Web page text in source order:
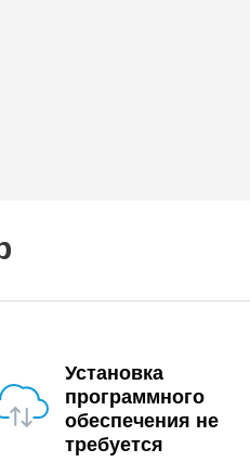
Установка
программного
обеспечения не
требуется